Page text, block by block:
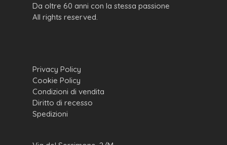
Da oltre 60 anni con la stessa passione
All rights reserved.
Privacy Policy
Cookie Policy
Condizioni di vendita
Diritto di recesso
Spedizioni